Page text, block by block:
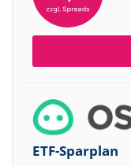
ETF-Sparplan